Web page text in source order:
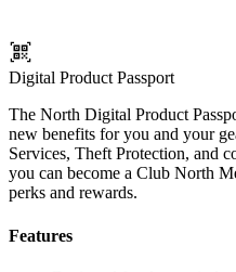
Digital Product Passport
The North Digital Product
new benefits for you and your
Services, Theft Protection, and
you can become a Club North
perks and rewards.
Features